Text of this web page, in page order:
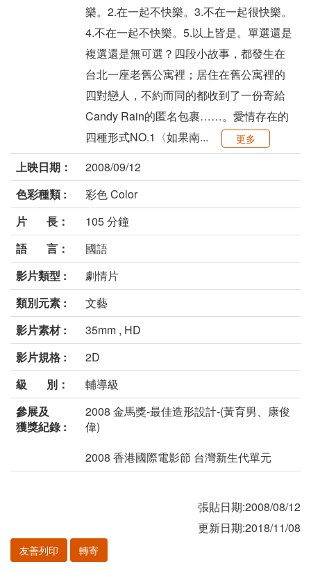
樂。2.在一起不快樂。3.不在一起很快樂。
4.不在一起不快樂。5.以上皆是。單選還是
複選還是無可選？四段小故事，都發生在
台北一座老舊公寓裡；居住在舊公寓裡的
四對戀人，不約而同的都收到了一份寄給
Candy Rain的匿名包裹……。愛情存在的
四種形式NO.1〈如果南...
更多
上映日期：
2008/09/12
色彩種類 :
彩色 Color
片 長：
105 分鐘
語 言：
國語
影片類型 :
劇情片
類別元素 :
文藝
影片素材 :
35mm , HD
影片規格 :
2D
級 別：
輔導級
參展及
獲獎紀錄 :
2008 金馬獎-最佳造形設計-(黃育男、康俊
偉)
2008 香港國際電影節 台灣新生代單元
張貼日期:2008/08/12
更新日期:2018/11/08
友善列印 轉寄